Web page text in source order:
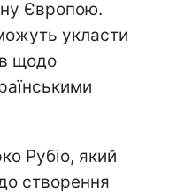
Європою.
укласти
щодо
Рубіо, який
створення